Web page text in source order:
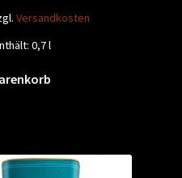
Versandkosten
0,7l